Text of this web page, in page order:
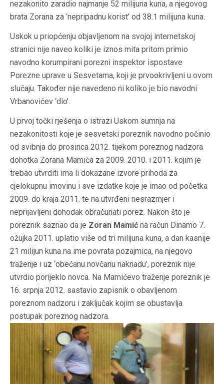
nezakonito zaradio najmanje 52 milijuna kuna, a njegovog
brata Zorana za ‘nepripadnu korist’ od 38.1 milijuna kuna.
Uskok u priopćenju objavljenom na svojoj internetskoj
stranici nije naveo koliki je iznos mita pritom primio
navodno korumpirani porezni inspektor ispostave
Porezne uprave u Sesvetama, koji je prvookrivljeni u ovom
slučaju. Također nije navedeno ni koliko je bio navodni
Vrbanovićev ‘dio’.
U prvoj točki rješenja o istrazi Uskom sumnja na
nezakonitosti koje je sesvetski poreznik navodno počinio
od svibnja do prosinca 2012. tijekom poreznog nadzora
dohotka Zorana Mamića za 2009. 2010. i 2011. kojim je
trebao utvrditi ima li dokazane izvore prihoda za
cjelokupnu imovinu i sve izdatke koje je imao od početka
2009. do kraja 2011. te na utvrđeni nesrazmjer i
neprijavljeni dohodak obračunati porez. Nakon što je
poreznik saznao da je Zoran Mamić na račun Dinamo 7.
ožujka 2011. uplatio više od tri milijuna kuna, a dan kasnije
21 milijun kuna na ime povrata pozajmica, na njegovo
traženje i uz ‘obećanu novčanu naknadu’, poreznik nije
utvrdio porijeklo novca. Na Mamićevo traženje poreznik je
16. srpnja 2012. sastavio zapisnik o obavljenom
poreznom nadzoru i zaključak kojim se obustavlja
postupak poreznog nadzora.